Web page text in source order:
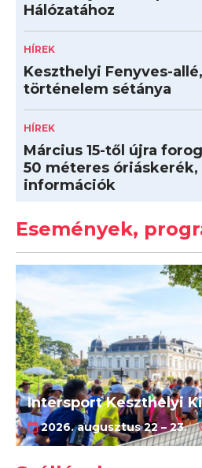
Hálózatához
HÍREK
Keszthelyi Fenyves-
történelem sétánya
HÍREK
Március 15-től újra
50 méteres óriáskerék,
információk
Események,
Intersport Keszthelyi
2026. augusztus 22 – 23.